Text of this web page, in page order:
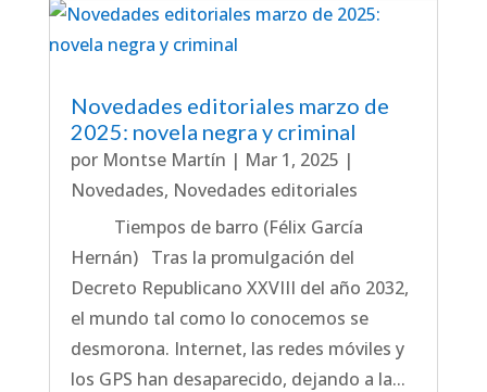
Novedades editoriales marzo de
2025: novela negra y criminal
por Montse Martín | Mar 1, 2025 |
Novedades, Novedades editoriales
Tiempos de barro (Félix García
Hernán) Tras la promulgación del
Decreto Republicano XXVIII del año 2032,
el mundo tal como lo conocemos se
desmorona. Internet, las redes móviles y
los GPS han desaparecido, dejando a la...